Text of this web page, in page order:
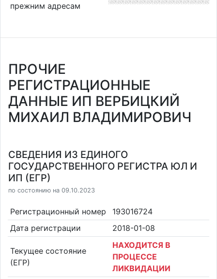
прежним адресам
ПРОЧИЕ
РЕГИСТРАЦИОННЫЕ
ДАННЫЕ ИП ВЕРБИЦКИЙ
МИХАИЛ ВЛАДИМИРОВИЧ
СВЕДЕНИЯ ИЗ ЕДИНОГО
ГОСУДАРСТВЕННОГО РЕГИСТРА ЮЛ И
ИП (ЕГР)
по состоянию на 09.10.2023
Регистрационный номер
193016724
Дата регистрации
2018-01-08
Текущее состояние
(ЕГР)
НАХОДИТСЯ В
ПРОЦЕССЕ
ЛИКВИДАЦИИ